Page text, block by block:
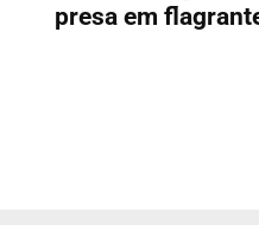
presa em